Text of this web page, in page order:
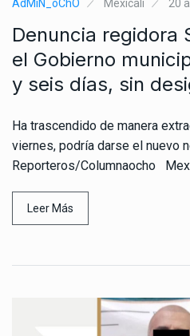
AdMiN_oChO Mexicali 20
Denuncia regidora
el Gobierno
y seis días, sin
Ha trascendido de manera
viernes, podría darse el nuevo
Reporteros/Columnaocho
Leer Más